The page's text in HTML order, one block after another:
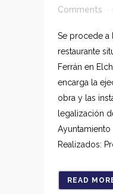
Comments
Se procede a
restaurante
Ferrán en
encarga la
obra y las
legalización
Realizados:
READ